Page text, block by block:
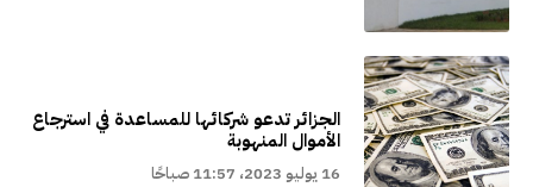
الجزائر تدعو شركائها للمساعدة في استرجاع
الأموال المنهوبة
16 يوليو 2023، 11:57 صباحًا